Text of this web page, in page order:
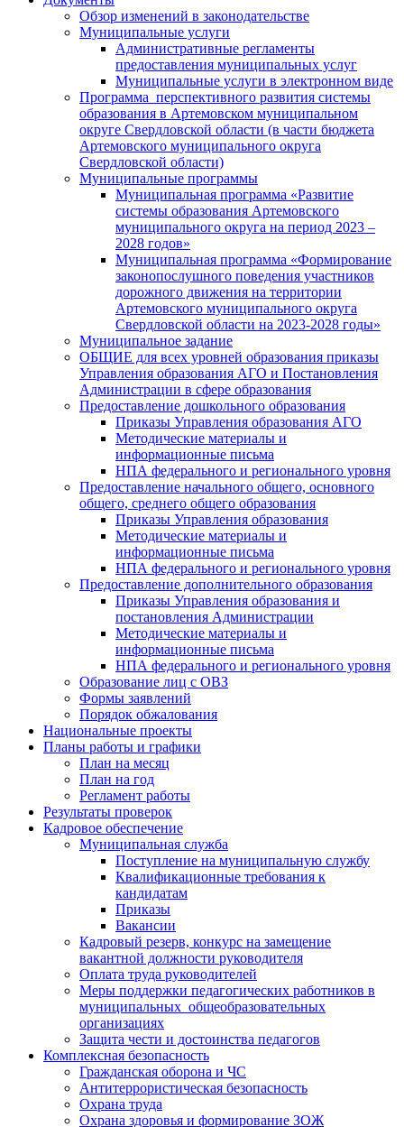
Обзор изменений в законодательстве
Муниципальные услуги
Административные регламенты
предоставления муниципальных услуг
Муниципальные услуги в электронном виде
Программа перспективного развития системы
образования в Артемовском муниципальном
округе Свердловской области (в части бюджета
Артемовского муниципального округа
Свердловской области)
Муниципальные программы
Муниципальная программа «Развитие
системы образования Артемовского
муниципального округа на период 2023 –
2028 годов»
Муниципальная программа «Формирование
законопослушного поведения участников
дорожного движения на территории
Артемовского муниципального округа
Свердловской области на 2023-2028 годы»
Муниципальное задание
ОБЩИЕ для всех уровней образования приказы
Управления образования АГО и Постановления
Администрации в сфере образования
Предоставление дошкольного образования
Приказы Управления образования АГО
Методические материалы и
информационные письма
НПА федерального и регионального уровня
Предоставление начального общего, основного
общего, среднего общего образования
Приказы Управления образования
Методические материалы и
информационные письма
НПА федерального и регионального уровня
Предоставление дополнительного образования
Приказы Управления образования и
постановления Администрации
Методические материалы и
информационные письма
НПА федерального и регионального уровня
Образование лиц с ОВЗ
Формы заявлений
Порядок обжалования
Национальные проекты
Планы работы и графики
План на месяц
План на год
Регламент работы
Результаты проверок
Кадровое обеспечение
Муниципальная служба
Поступление на муниципальную службу
Квалификационные требования к
кандидатам
Приказы
Вакансии
Кадровый резерв, конкурс на замещение
вакантной должности руководителя
Оплата труда руководителей
Меры поддержки педагогических работников в
муниципальных общеобразовательных
организациях
Защита чести и достоинства педагогов
Комплексная безопасность
Гражданская оборона и ЧС
Антитеррористическая безопасность
Охрана труда
Охрана здоровья и формирование ЗОЖ